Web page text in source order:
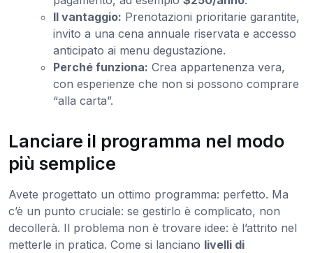
Il vantaggio: Prenotazioni prioritarie garantite,
invito a una cena annuale riservata e accesso
anticipato ai menu degustazione.
Perché funziona: Crea appartenenza vera,
con esperienze che non si possono comprare
“alla carta”.
Lanciare il programma nel modo
più semplice
Avete progettato un ottimo programma: perfetto. Ma
c’è un punto cruciale: se gestirlo è complicato, non
decollerà. Il problema non è trovare idee: è l’attrito nel
metterle in pratica. Come si lanciano livelli di